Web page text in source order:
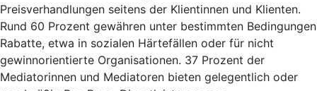
Preisverhandlungen seitens der Klientinnen und Klienten.
Rund 60 Prozent gewähren unter bestimmten Bedingungen
Rabatte, etwa in sozialen Härtefällen oder für nicht
gewinnorientierte Organisationen. 37 Prozent der
Mediatorinnen und Mediatoren bieten gelegentlich oder